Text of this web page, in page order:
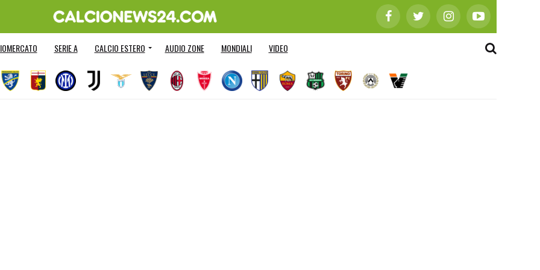
SERIE A CALCIO ESTERO AUDIO ZONE MONDIALI VIDEO